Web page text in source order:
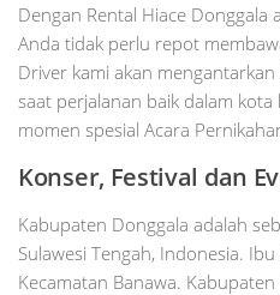
Dengan Rental Hiace Donggala
Anda tidak perlu repot
Driver kami akan
saat perjalanan baik dalam
momen spesial Acara
Konser, Festival dan
Kabupaten Donggala adalah
Sulawesi Tengah, Indonesia.
Kecamatan Banawa.